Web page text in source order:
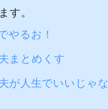
す。
やるお！
まとめくす
が人生でいいじゃな